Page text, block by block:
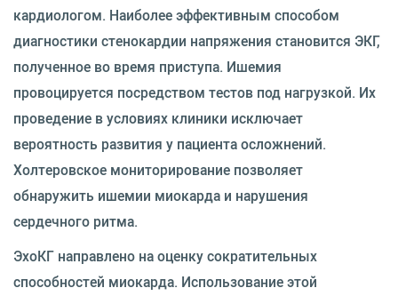
кардиологом. Наиболее эффективным способом
диагностики стенокардии напряжения становится ЭКГ,
полученное во время приступа. Ишемия
провоцируется посредством тестов под нагрузкой. Их
проведение в условиях клиники исключает
вероятность развития у пациента осложнений.
Холтеровское мониторирование позволяет
обнаружить ишемии миокарда и нарушения
сердечного ритма.
ЭхоКГ направлено на оценку сократительных
способностей миокарда. Использование этой